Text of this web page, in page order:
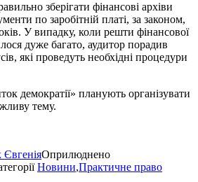
зберігати фінансові архіви
по заробітній платі, за законом,
У випадку, коли решти фінансової
дуже багато, аудитор порадив
які проведуть необхідні процедури
демократії» планують організувати
тему.
Оприлюднено
Новини,Практичне право